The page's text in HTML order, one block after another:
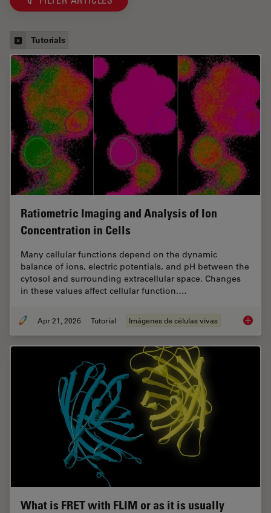
Tutorials
Ratiometric Imaging and Analysis of Ion
Concentration in Cells
Many cellular functions depend on the dynamic
balance of ions, electric potentials, and pH between the
cytosol and surrounding extracellular space. Changes
in these values affect cellular function.…
Apr 21, 2026 Tutorial Imágenes de células vivas
What is FRET with FLIM or as it is usually